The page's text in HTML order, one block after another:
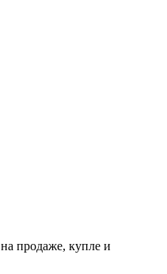
продаже, купле и